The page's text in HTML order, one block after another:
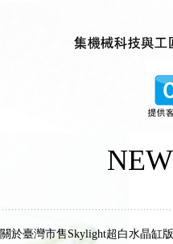
關於臺灣市售Skylight超白水晶缸